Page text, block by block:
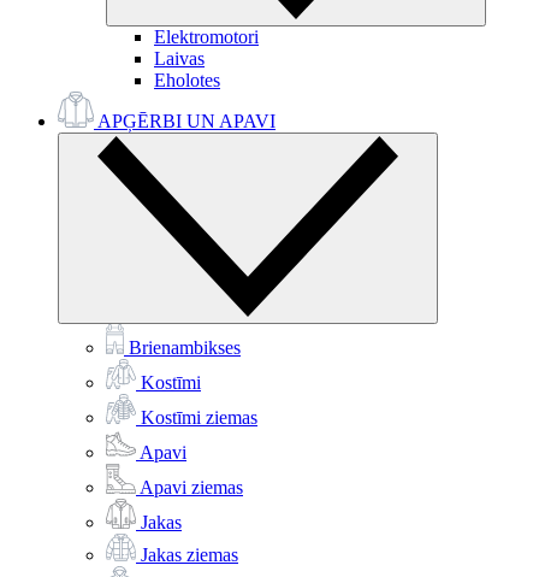
Elektromotori
Laivas
Eholotes
APĢĒRBI UN APAVI
Brienambikses
Kostīmi
Kostīmi ziemas
Apavi
Apavi ziemas
Jakas
Jakas ziemas